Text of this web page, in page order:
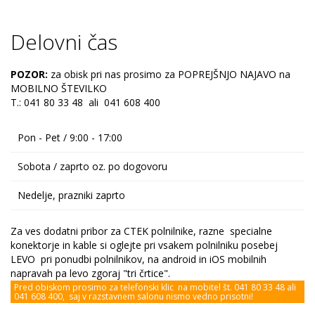
Delovni čas
POZOR: za obisk pri nas prosimo za POPREJŠNJO NAJAVO na
MOBILNO ŠTEVILKO
T.: 041 80 33 48 ali 041 608 400
Pon - Pet / 9:00 - 17:00
Sobota / zaprto oz. po dogovoru
Nedelje, prazniki zaprto
Za ves dodatni pribor za CTEK polnilnike, razne specialne
konektorje in kable si oglejte pri vsakem polnilniku posebej
LEVO pri ponudbi polnilnikov, na android in iOS mobilnih
napravah pa levo zgoraj "tri črtice".
Pred obiskom prosimo za telefonski klic na mobitel št. 041 80 33 48 ali
041 608 400, saj v razstavnem salonu nismo vedno prisotni!